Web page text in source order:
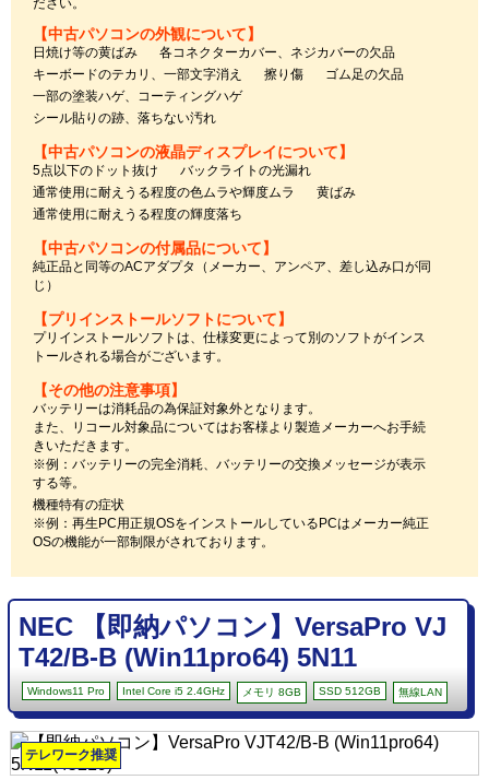
【中古パソコンの外観について】
日焼け等の黄ばみ
各コネクターカバー、ネジカバーの欠品
キーボードのテカリ、一部文字消え
擦り傷
ゴム足の欠品
一部の塗装ハゲ、コーティングハゲ
シール貼りの跡、落ちない汚れ
【中古パソコンの液晶ディスプレイについて】
5点以下のドット抜け
バックライトの光漏れ
通常使用に耐えうる程度の色ムラや輝度ムラ
黄ばみ
通常使用に耐えうる程度の輝度落ち
【中古パソコンの付属品について】
純正品と同等のACアダプタ（メーカー、アンペア、差し込み口が同
じ）
【プリインストールソフトについて】
プリインストールソフトは、仕様変更によって別のソフトがインス
トールされる場合がございます。
【その他の注意事項】
バッテリーは消耗品の為保証対象外となります。
また、リコール対象品についてはお客様より製造メーカーへお手続
きいただきます。
※例：バッテリーの完全消耗、バッテリーの交換メッセージが表示
する等。
機種特有の症状
※例：再生PC用正規OSをインストールしているPCはメーカー純正
OSの機能が一部制限がされております。
NEC 【即納パソコン】VersaPro VJ
T42/B-B (Win11pro64) 5N11
Windows11 Pro Intel Core i5 2.4GHz メモリ 8GB SSD 512GB 無線LAN
テレワーク推奨